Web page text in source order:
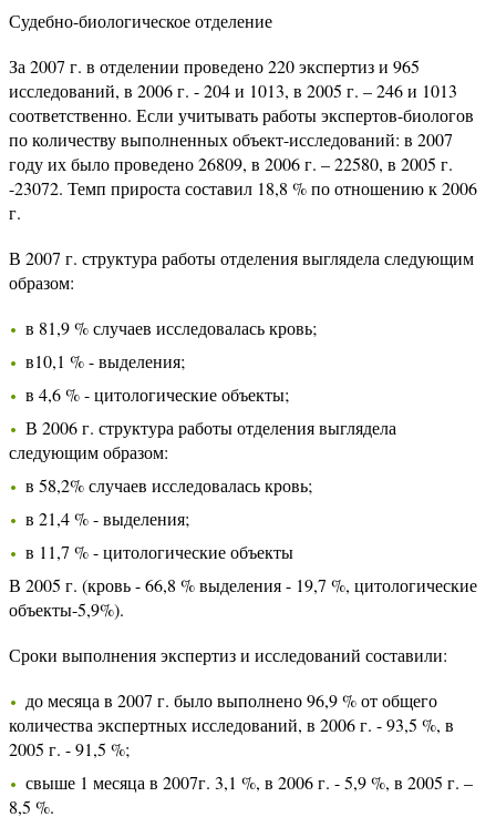
Судебно-биологическое отделение
За 2007 г. в отделении проведено 220 экспертиз и 965
исследований, в 2006 г. - 204 и 1013, в 2005 г. – 246 и 1013
соответственно. Если учитывать работы экспертов-биологов
по количеству выполненных объект-исследований: в 2007
году их было проведено 26809, в 2006 г. – 22580, в 2005 г.
-23072. Темп прироста составил 18,8 % по отношению к 2006
г.
В 2007 г. структура работы отделения выглядела следующим
образом:
в 81,9 % случаев исследовалась кровь;
в10,1 % - выделения;
в 4,6 % - цитологические объекты;
В 2006 г. структура работы отделения выглядела
следующим образом:
в 58,2% случаев исследовалась кровь;
в 21,4 % - выделения;
в 11,7 % - цитологические объекты
В 2005 г. (кровь - 66,8 % выделения - 19,7 %, цитологические
объекты-5,9%).
Сроки выполнения экспертиз и исследований составили:
до месяца в 2007 г. было выполнено 96,9 % от общего
количества экспертных исследований, в 2006 г. - 93,5 %, в
2005 г. - 91,5 %;
свыше 1 месяца в 2007г. 3,1 %, в 2006 г. - 5,9 %, в 2005 г. –
8,5 %.